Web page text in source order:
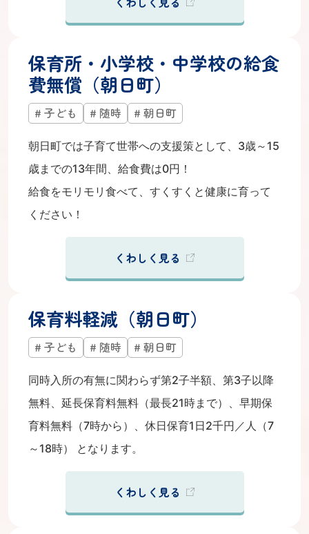
保育所・小学校・中学校の給食
費無償（朝日町）
子ども 随時 朝日町
朝日町では子育て世帯への支援策として、3歳～15
歳までの13年間、給食費は0円！
給食をモリモリ食べて、すくすくと健康に育って
ください！
くわしく見る
保育料軽減（朝日町）
子ども 随時 朝日町
同時入所の有無に関わらず第2子半額、第3子以降
無料、延長保育料無料（最長21時まで）、早期保
育料無料（7時から）、休日保育1日2千円／人（7
～18時） となります。
くわしく見る